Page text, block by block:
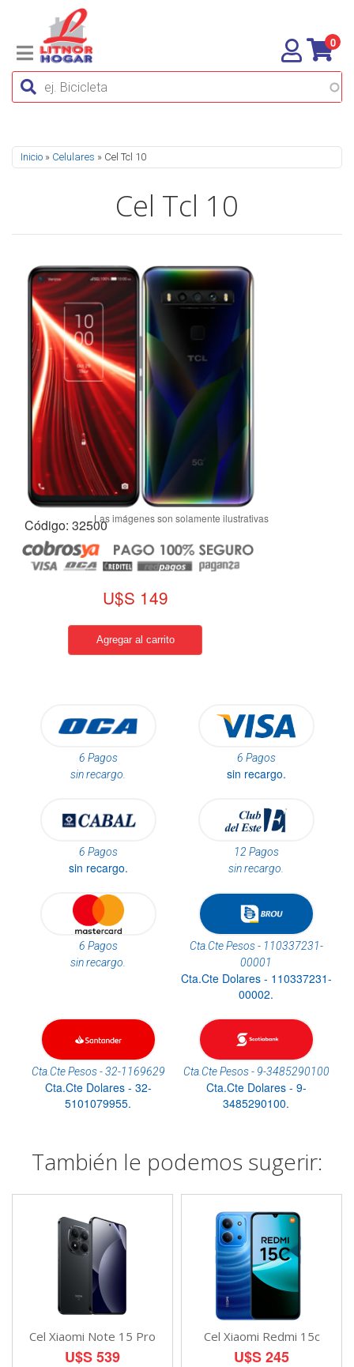
0
Se encuentra usted aquí
Inicio » Celulares » Cel Tcl 10
Cel Tcl 10
Código: 32500
U$S 149
6 Pagos
sin recargo.
6 Pagos
sin recargo.
6 Pagos
sin recargo.
12 Pagos
sin recargo.
6 Pagos
sin recargo.
Cta.Cte Pesos - 110337231-
00001
Cta.Cte Dolares - 110337231-
00002.
Cta.Cte Pesos - 32-1169629
Cta.Cte Dolares - 32-
5101079955.
Cta.Cte Pesos - 9-3485290100
Cta.Cte Dolares - 9-
3485290100.
También le podemos sugerir:
Cel Xiaomi Note 15 Pro
U$S 539
Cel Xiaomi Redmi 15c
U$S 245